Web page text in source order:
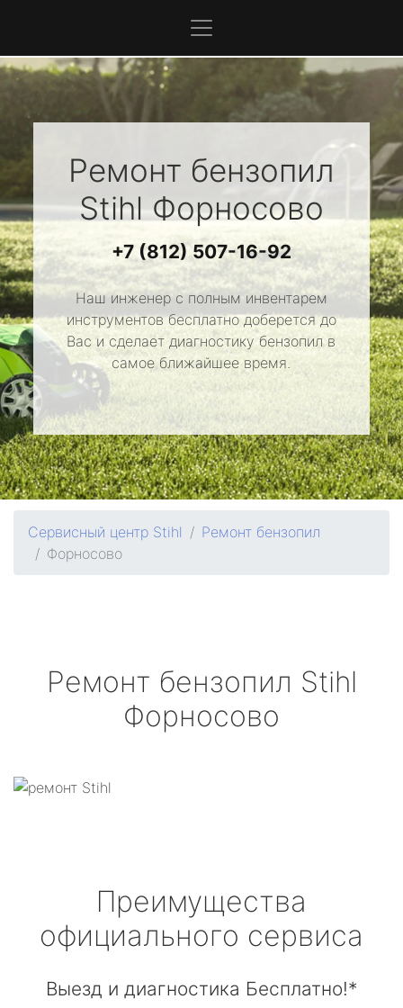
Ремонт бензопил
Stihl Форносово
+7 (812) 507-16-92
Наш инженер с полным инвентарем
инструментов бесплатно доберется до
Вас и сделает диагностику бензопил в
самое ближайшее время.
Сервисный центр Stihl
Ремонт бензопил
Форносово
Ремонт бензопил Stihl
Форносово
Преимущества
официального сервиса
Выезд и диагностика Бесплатно!*